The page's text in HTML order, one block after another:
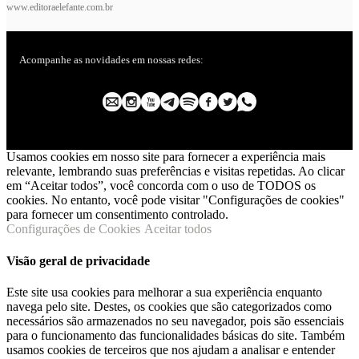
www.editoraelefante.com.br
Acompanhe as novidades em nossas redes:
Usamos cookies em nosso site para fornecer a experiência mais
relevante, lembrando suas preferências e visitas repetidas. Ao clicar
em “Aceitar todos”, você concorda com o uso de TODOS os
cookies. No entanto, você pode visitar "Configurações de cookies"
para fornecer um consentimento controlado.
Configurações de Cookies Aceitar todos
Visão geral de privacidade
Este site usa cookies para melhorar a sua experiência enquanto
navega pelo site. Destes, os cookies que são categorizados como
necessários são armazenados no seu navegador, pois são essenciais
para o funcionamento das funcionalidades básicas do site. Também
usamos cookies de terceiros que nos ajudam a analisar e entender